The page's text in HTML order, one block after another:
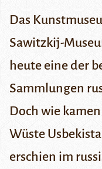
Das
Sawitzkij-
heute eine der
Sammlungen
Doch wie
Wüste
erschien im